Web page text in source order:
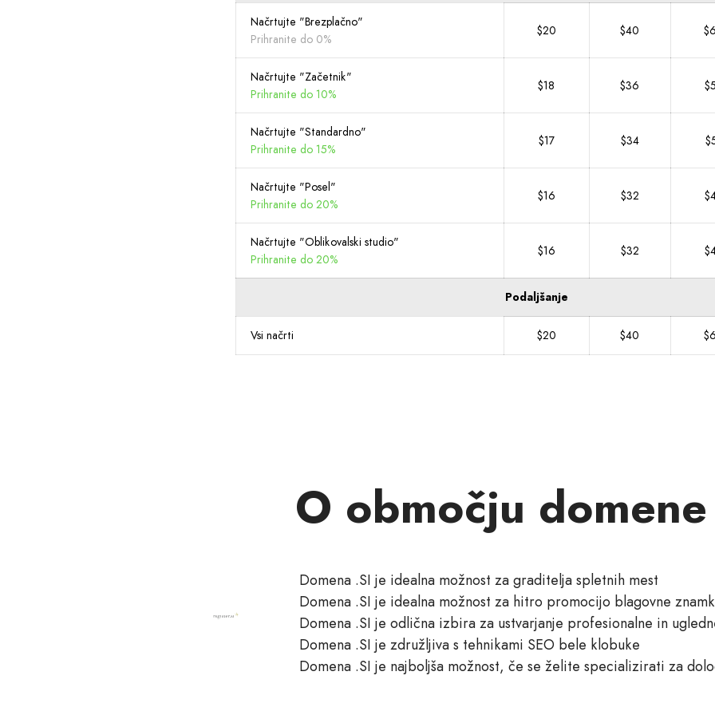
Načrtujte "Brezplačno"
Prihranite do 0%
$20 $40
Načrtujte "Začetnik"
Prihranite do 10%
$18 $36
Načrtujte "Standardno"
Prihranite do 15%
$17 $34
Načrtujte "Posel"
Prihranite do 20%
$16 $32
Načrtujte "Oblikovalski studio"
Prihranite do 20%
$16 $32
Podaljšanje
Vsi načrti $20 $40
O območju
Domena .SI je idealna možnost za graditelja spletnih mest
Domena .SI je idealna možnost za hitro promocijo blagovne
Domena .SI je odlična izbira za ustvarjanje profesionalne in
Domena .SI je združljiva s tehnikami SEO bele klobuke
Domena .SI je najboljša možnost, če se želite specializirati za